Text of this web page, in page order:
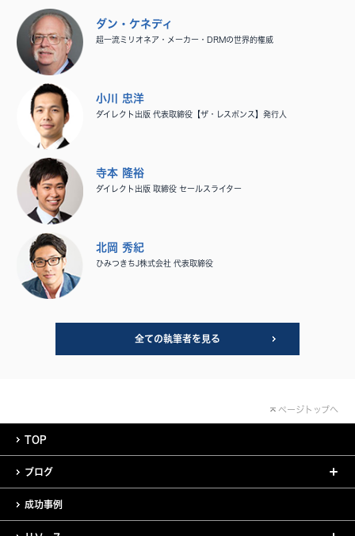
ダン・ケネディ
超一流ミリオネア・メーカー・DRMの世界的権威
小川 忠洋
ダイレクト出版 代表取締役【ザ・レスポンス】発行人
寺本 隆裕
ダイレクト出版 取締役 セールスライター
北岡 秀紀
ひみつきちJ株式会社 代表取締役
全ての執筆者を見る
ページトップへ
TOP
ブログ
成功事例